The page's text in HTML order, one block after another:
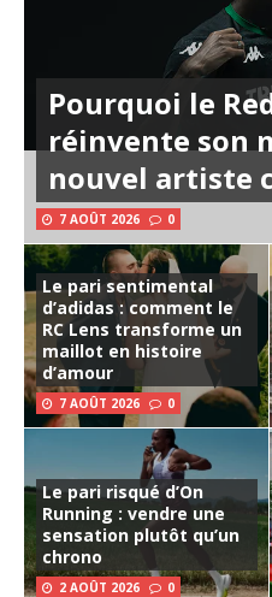
Pourquoi le
réinvente son
nouvel artiste
7 AOÛT 2026 0
Le pari sentimental
d’adidas : comment le
RC Lens transforme un
maillot en histoire
d’amour
7 AOÛT 2026 0
Le pari risqué d’On
Running : vendre une
sensation plutôt qu’un
chrono
2 AOÛT 2026 0